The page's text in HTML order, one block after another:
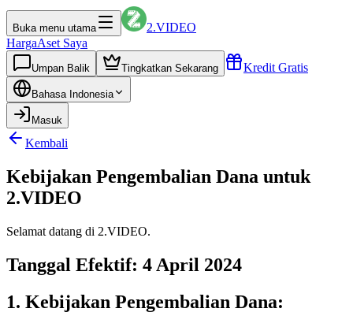
Buka menu utama
2.VIDEO
HargaAset Saya
Umpan Balik Tingkatkan Sekarang Kredit Gratis
Bahasa Indonesia
Masuk
Kembali
Kebijakan Pengembalian Dana untuk
2.VIDEO
Selamat datang di 2.VIDEO.
Tanggal Efektif: 4 April 2024
1. Kebijakan Pengembalian Dana: